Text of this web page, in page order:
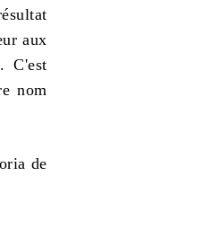
aux
C'est
nom